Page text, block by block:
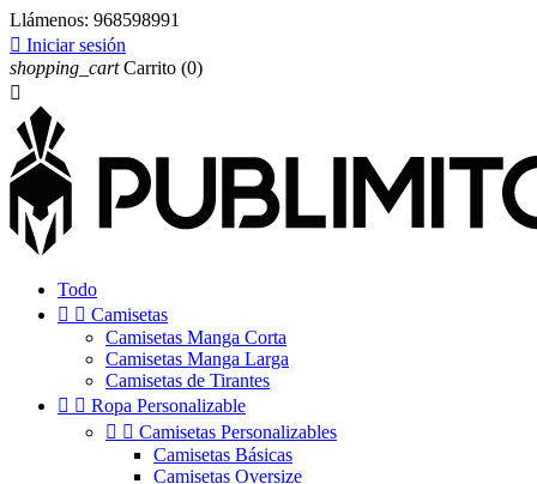
Llámenos: 968598991
 Iniciar sesión
shopping_cart Carrito (0)

Todo
  Camisetas
Camisetas Manga Corta
Camisetas Manga Larga
Camisetas de Tirantes
  Ropa Personalizable
  Camisetas Personalizables
Camisetas Básicas
Camisetas Oversize